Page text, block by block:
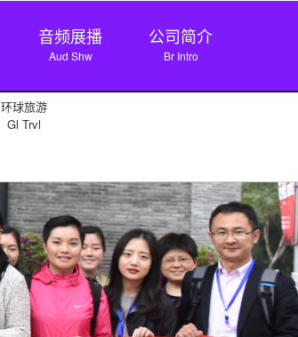
音频展播
Aud Shw
公司简介
Br Intro
环球旅游
Gl Trvl